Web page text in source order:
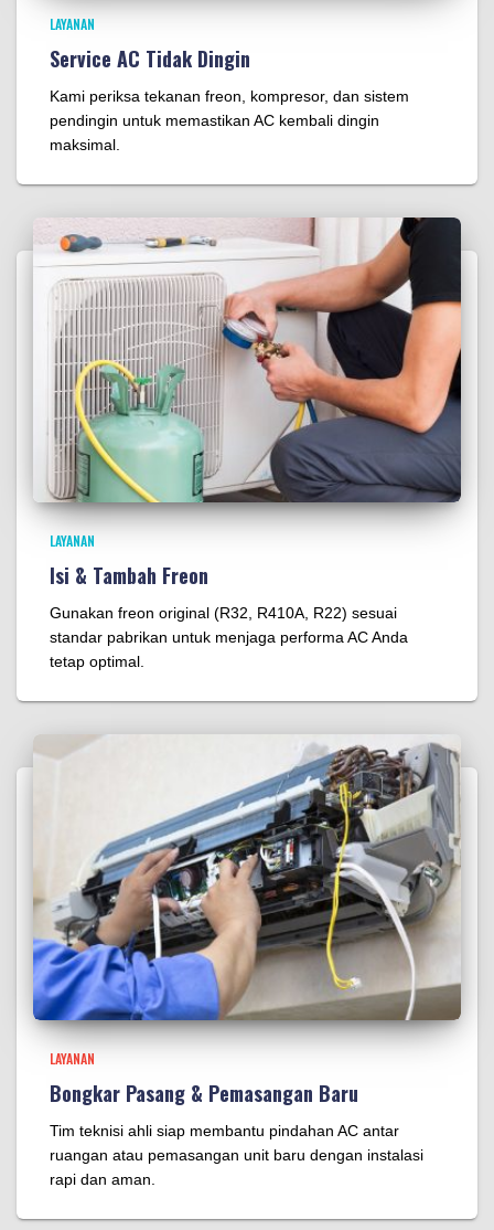
LAYANAN
Service AC Tidak Dingin
Kami periksa tekanan freon, kompresor, dan sistem
pendingin untuk memastikan AC kembali dingin
maksimal.
LAYANAN
Isi & Tambah Freon
Gunakan freon original (R32, R410A, R22) sesuai
standar pabrikan untuk menjaga performa AC Anda
tetap optimal.
LAYANAN
Bongkar Pasang & Pemasangan Baru
Tim teknisi ahli siap membantu pindahan AC antar
ruangan atau pemasangan unit baru dengan instalasi
rapi dan aman.